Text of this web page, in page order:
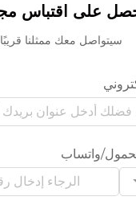
على اقتباس
سيتواصل معك ممثلنا قريبًا.
واتساب